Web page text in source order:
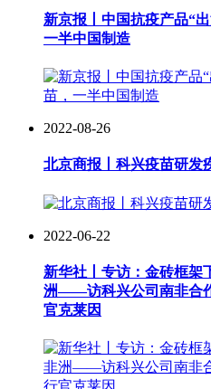
新京报丨中国抗疫产品“
一半中国制造
2022-08-26
北京商报丨科兴疫苗研发
2022-06-22
新华社丨专访：金砖框架
洲——访科兴公司南非合
官克莱因